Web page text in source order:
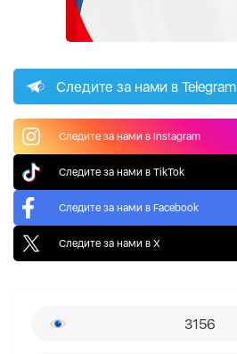
Следите за нами в Telegram
Следите за нами в Instagram
Следите за нами в TikTok
Следите за нами в Facebook
Следите за нами в X
3156